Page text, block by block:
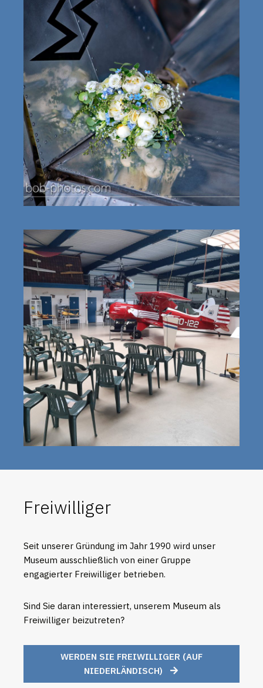
Freiwilliger
Seit unserer Gründung im Jahr 1990 wird unser
Museum ausschließlich von einer Gruppe
engagierter Freiwilliger betrieben.
Sind Sie daran interessiert, unserem Museum als
Freiwilliger beizutreten?
WERDEN SIE FREIWILLIGER (AUF
NIEDERLÄNDISCH)